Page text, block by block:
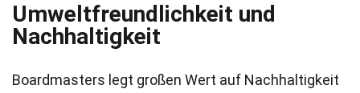
Umweltfreundlichkeit und
Nachhaltigkeit
Boardmasters legt großen Wert auf Nachhaltigkeit